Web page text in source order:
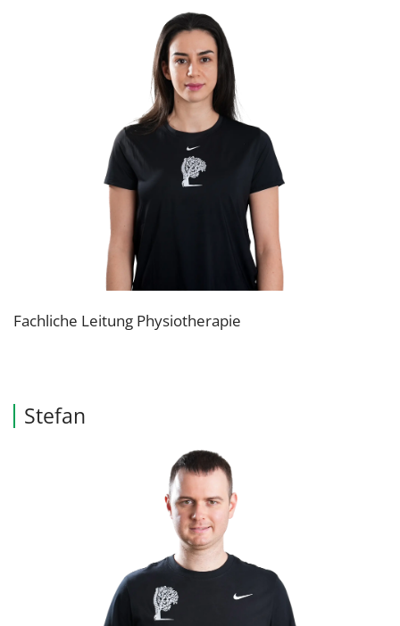
Fachliche Leitung Physiotherapie
Stefan